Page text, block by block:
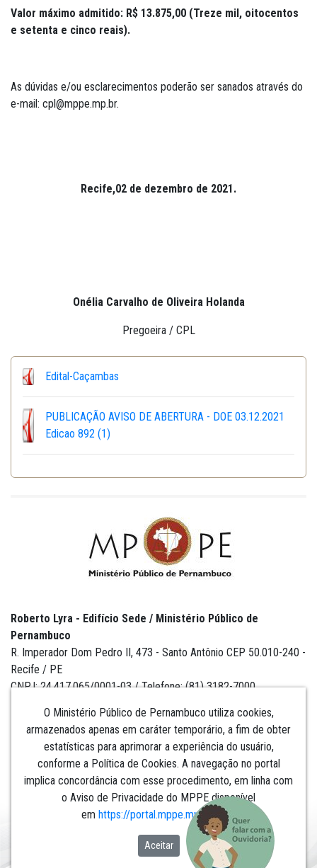
Valor máximo admitido: R$ 13.875,00 (Treze mil, oitocentos
e setenta e cinco reais).
As dúvidas e/ou esclarecimentos poderão ser sanados através do
e-mail: cpl@mppe.mp.br.
Recife,02 de dezembro de 2021.
Onélia Carvalho de Oliveira Holanda
Pregoeira / CPL
Edital-Caçambas
PUBLICAÇÃO AVISO DE ABERTURA - DOE 03.12.2021
Edicao 892 (1)
O Ministério Público de Pernambuco utiliza cookies,
armazenados apenas em caráter temporário, a fim de obter
estatísticas para aprimorar a experiência do usuário,
conforme a Política de Cookies. A navegação no portal
implica concordância com esse procedimento, em linha com
o Aviso de Privacidade do MPPE disponível
em https://portal.mppe.mp.br/lgpd.​​​​​​​
Aceitar
Roberto Lyra - Edifício Sede / Ministério Público de
Pernambuco
R. Imperador Dom Pedro II, 473 - Santo Antônio CEP 50.010-240 -
Recife / PE
CNPJ: 24.417.065/0001-03 / Telefone: (81) 3182-7000
Institucional
Comunicação